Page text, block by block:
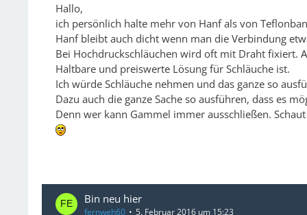
Hallo,
ich persönlich halte mehr von Hanf als von
Hanf bleibt auch dicht wenn man die Verbindung
Bei Hochdruckschläuchen wird oft mit Draht fixiert.
Haltbare und preiswerte Lösung für Schläuche ist.
Ich würde Schläuche nehmen und das ganze so
Dazu auch die ganze Sache so ausführen, dass es
Denn wer kann Gammel immer ausschließen.
Bin neu hier
fernweh60 5. Februar 2016 um 15:23